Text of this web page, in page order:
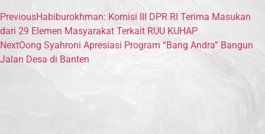
PreviousHabiburokhman: Komisi III DPR RI Terima Masukan
dari 29 Elemen Masyarakat Terkait RUU KUHAP
NextOong Syahroni Apresiasi Program “Bang Andra” Bangun
Jalan Desa di Banten